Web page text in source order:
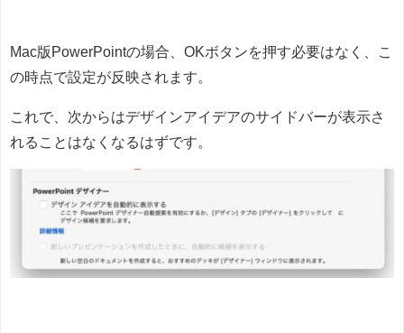
Mac版PowerPointの場合、OKボタンを押す必要はなく、こ
の時点で設定が反映されます。
これで、次からはデザインアイデアのサイドバーが表示さ
れることはなくなるはずです。